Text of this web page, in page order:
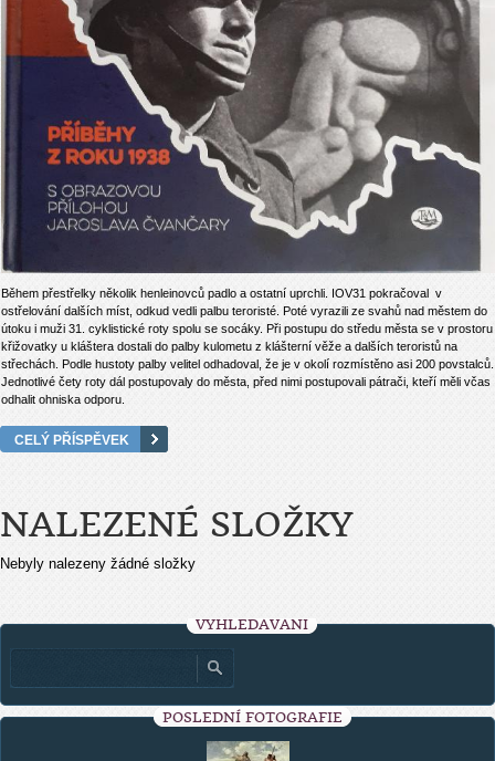
Během přestřelky několik henleinovců padlo a ostatní uprchli. IOV31 pokračoval v
ostřelování dalších míst, odkud vedli palbu teroristé. Poté vyrazili ze svahů nad městem do
útoku i muži 31. cyklistické roty spolu se socáky. Při postupu do středu města se v prostoru
křižovatky u kláštera dostali do palby kulometu z klášterní věže a dalších teroristů na
střechách. Podle hustoty palby velitel odhadoval, že je v okolí rozmístěno asi 200 povstalců.
Jednotlivé čety roty dál postupovaly do města, před nimi postupovali pátrači, kteří měli včas
odhalit ohniska odporu.
CELÝ PŘÍSPĚVEK
NALEZENÉ SLOŽKY
Nebyly nalezeny žádné složky
VYHLEDÁVÁNÍ
POSLEDNÍ FOTOGRAFIE